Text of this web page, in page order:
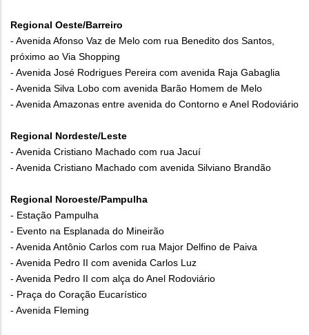
Regional Oeste/Barreiro
- Avenida Afonso Vaz de Melo com rua Benedito dos Santos,
próximo ao Via Shopping
- Avenida José Rodrigues Pereira com avenida Raja Gabaglia
- Avenida Silva Lobo com avenida Barão Homem de Melo
- Avenida Amazonas entre avenida do Contorno e Anel Rodoviário
Regional Nordeste/Leste
- Avenida Cristiano Machado com rua Jacuí
- Avenida Cristiano Machado com avenida Silviano Brandão
Regional Noroeste/Pampulha
- Estação Pampulha
- Evento na Esplanada do Mineirão
- Avenida Antônio Carlos com rua Major Delfino de Paiva
- Avenida Pedro II com avenida Carlos Luz
- Avenida Pedro II com alça do Anel Rodoviário
- Praça do Coração Eucarístico
- Avenida Fleming